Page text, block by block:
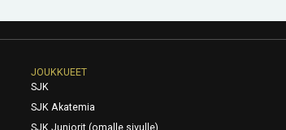
JOUKKUEET
SJK
SJK Akatemia